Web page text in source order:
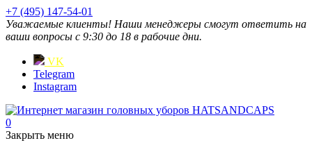
+7 (495) 147-54-01
Уважаемые клиенты! Наши менеджеры смогут ответить на
ваши вопросы с 9:30 до 18 в рабочие дни.
VK
Telegram
Instagram
0
Закрыть меню